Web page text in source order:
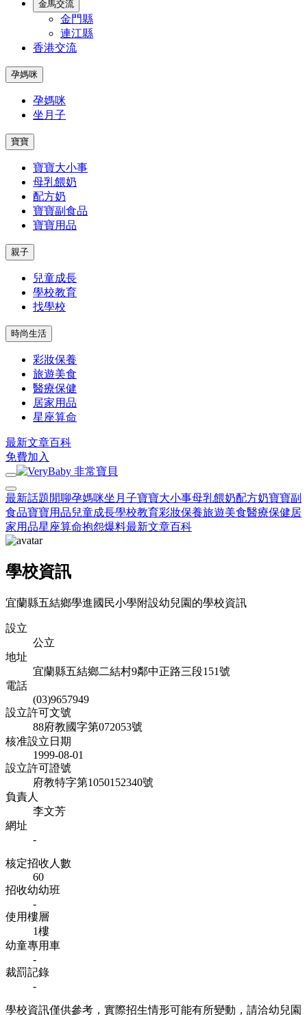
金馬交流
金門縣
連江縣
香港交流
孕媽咪
孕媽咪
坐月子
寶寶
寶寶大小事
母乳餵奶
配方奶
寶寶副食品
寶寶用品
親子
兒童成長
學校教育
找學校
時尚生活
彩妝保養
旅遊美食
醫療保健
居家用品
星座算命
最新文章百科
免費加入
最新話題 閒聊孕媽咪坐月子寶寶大小事母乳餵奶配方奶寶寶副
食品寶寶用品兒童成長學校教育彩妝保養旅遊美食醫療保健居
家用品星座算命抱怨爆料最新文章百科
學校資訊
宜蘭縣五結鄉學進國民小學附設幼兒園的學校資訊
設立
公立
地址
宜蘭縣五結鄉二結村9鄰中正路三段151號
電話
(03)9657949
設立許可文號
88府教國字第072053號
核准設立日期
1999-08-01
設立許可證號
府教特字第1050152340號
負責人
李文芳
網址
-
核定招收人數
60
招收幼幼班
-
使用樓層
1樓
幼童專用車
-
裁罰記錄
-
學校資訊僅供參考，實際招生情形可能有所變動，請洽幼兒園